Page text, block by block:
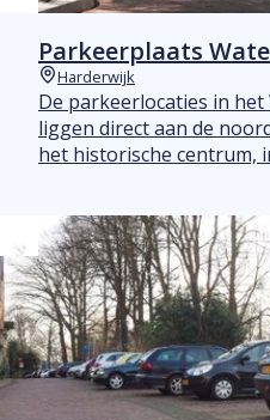
Parkeerplaats
Plaats
Harderwijk
De parkeerlocaties in
liggen direct aan de
het historische centrum,